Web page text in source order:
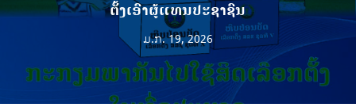
ຕັ້ງເອົາຜູ້ແທນປະຊາຊົນ
ມ.ກ. 19, 2026